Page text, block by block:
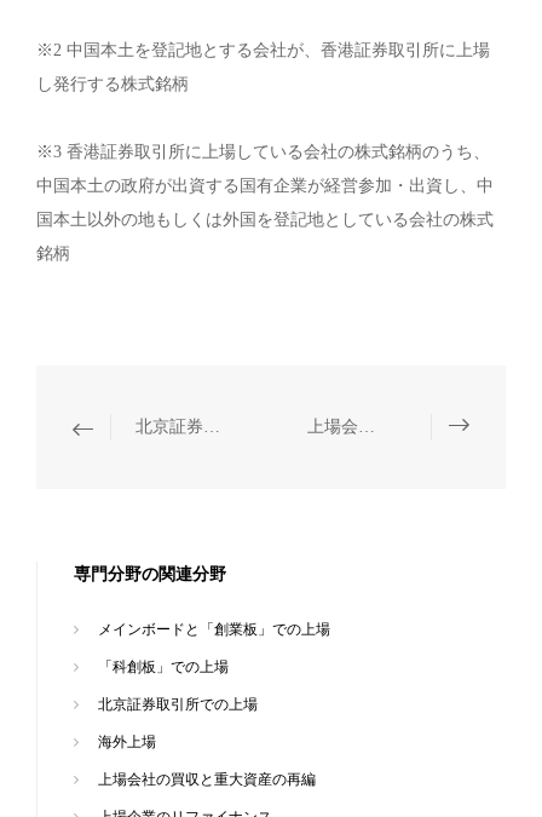
※2 中国本土を登記地とする会社が、香港証券取引所に上場
し発行する株式銘柄
※3 香港証券取引所に上場している会社の株式銘柄のうち、
中国本土の政府が出資する国有企業が経営参加・出資し、中
国本土以外の地もしくは外国を登記地としている会社の株式
銘柄
北京証券取引所での上場 上場会社の買収と重大資産の再編
専門分野の関連分野
メインボードと「創業板」での上場
「科創板」での上場
北京証券取引所での上場
海外上場
上場会社の買収と重大資産の再編